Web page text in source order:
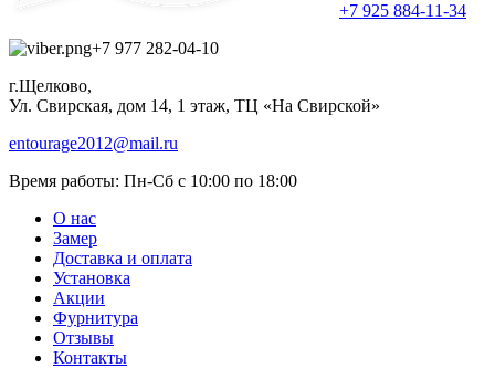
+7 925 884-11-34
+7 977 282-04-10
г.Щелково,
Ул. Свирская, дом 14, 1 этаж, ТЦ «На Свирской»
entourage2012@mail.ru
Время работы: Пн-Сб с 10:00 по 18:00
О нас
Замер
Доставка и оплата
Установка
Акции
Фурнитура
Отзывы
Контакты